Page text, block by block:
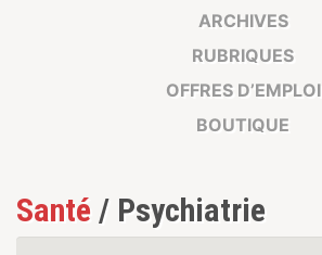
ARCHIVES
RUBRIQUES
OFFRES D’EMPLOI
BOUTIQUE
Santé / Psychiatrie